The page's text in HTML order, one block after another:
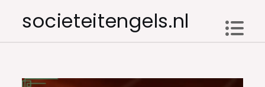
societeitengels.nl